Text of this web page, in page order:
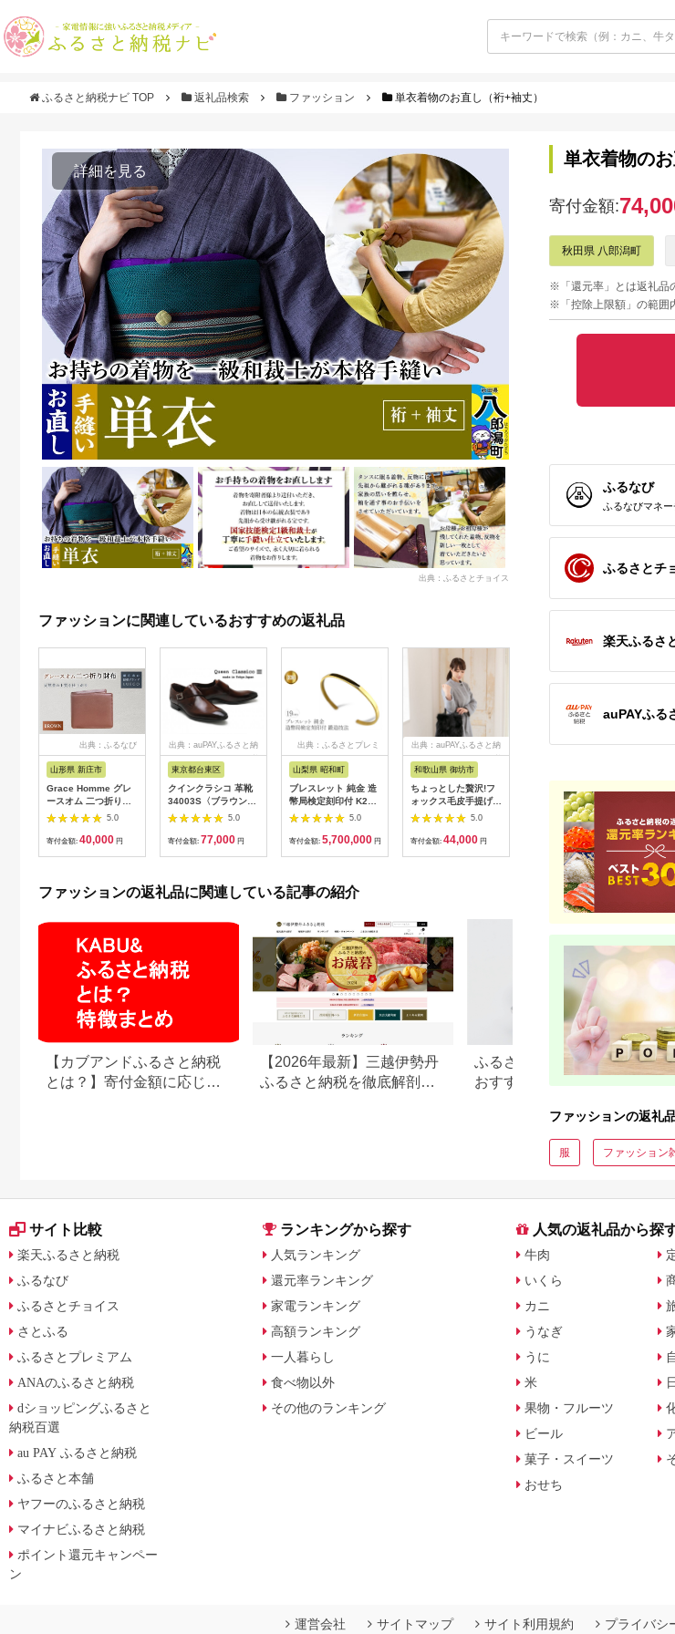
ふるさと納税ナビ TOP 返礼品検索 ファッション 単衣着物のお直し（裄+袖丈）
詳細を見る
出典：ふるさとチョイス
ファッションに関連しているおすすめの返礼品
出典：ふるなび
山形県 新庄市
Grace Homme グレ
ースオム 二つ折り財
布/ブラウン 入学祝い
卒業祝い 就職祝い 退
職祝い 贈り物 贈答 ギ
0620
5.0
寄付金額: 40,000 円
出典：auPAYふるさと納
税
東京都台東区
クインクラシコ 革靴
34003S〈ブラウン〉
(サイズ：26.0cm)
5.0
寄付金額: 77,000 円
出典：ふるさとプレミ
アム
山梨県 昭和町
ブレスレット 純金 造
幣局検定刻印付 K24
鍛造技法 幅4㎜ 腕周
210204105s
5.0
寄付金額: 5,700,000 円
出典：auPAYふるさと納
税
和歌山県 御坊市
ちょっとした贅沢!フ
ォックス毛皮手提げバ
ッグ ブラック
5.0
寄付金額: 44,000 円
出典：ふるなび
ク マットクロコ 財布
5.0
寄付金額:737,000 円
出
房
無
寄付
ファッションの返礼品に関連している記事の紹介
【カブアンドふるさと納税
とは？】寄付金額に応じて
【2026年最新】三越伊勢丹
ふるさと納税を徹底解剖。
ふるさと納税 ダイヤモンド
おすすめランキング【2026
ス・指輪の還元率を比較
単衣着物のお
寄付金額:
秋田県 八郎潟町
※「還元率」とは返礼品
※「控除上限額」の範囲
ふるなび
ふるなびマネー
ふるさとチ
楽天ふるさ
auPAYふる
ファッションの返礼
服 ファッション
サイト比較
楽天ふるさと納税
ふるなび
ふるさとチョイス
さとふる
ふるさとプレミアム
ANAのふるさと納税
dショッピングふるさと
納税百選
au PAY ふるさと納税
ふるさと本舗
ヤフーのふるさと納税
マイナビふるさと納税
ポイント還元キャンペー
ン
ランキングから探す
人気ランキング
還元率ランキング
家電ランキング
高額ランキング
一人暮らし
食べ物以外
その他のランキング
人気の返礼品から探
牛肉
いくら
カニ
うなぎ
うに
米
果物・フルーツ
ビール
菓子・スイーツ
おせち
運営会社 サイトマップ サイト利用規約 プライバシ